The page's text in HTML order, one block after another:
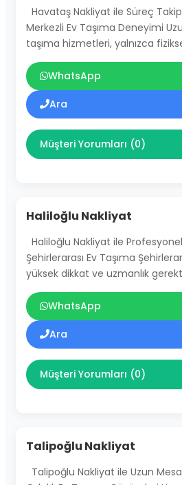
Havataş Nakliyat ile Süreç
Merkezli Ev Taşıma Deneyimi
taşıma hizmetleri, yalnızca
WhatsApp
Ara
Müşteri Yorumları (0)
Haliloğlu Nakliyat
Haliloğlu Nakliyat ile
Şehirlerarası Ev Taşıma
yüksek dikkat ve uzmanlık
WhatsApp
Ara
Müşteri Yorumları (0)
Talipoğlu Nakliyat
Talipoğlu Nakliyat ile Uzun